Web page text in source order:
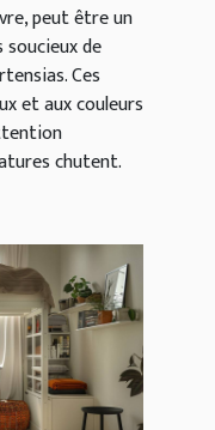
peut être un
de
Ces
et aux couleurs
chutent.